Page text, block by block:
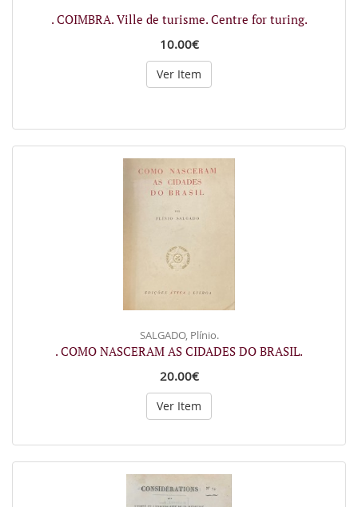
. COIMBRA. Ville de turisme. Centre for turing.
10.00€
Ver Item
SALGADO, Plínio.
. COMO NASCERAM AS CIDADES DO BRASIL.
20.00€
Ver Item